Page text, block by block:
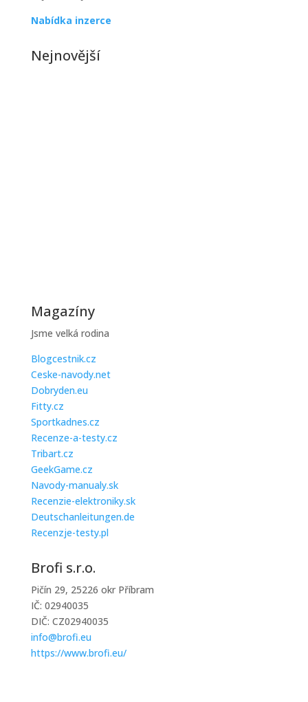
Nabídka inzerce
Nejnovější
Magazíny
Jsme velká rodina
Blogcestnik.cz
Ceske-navody.net
Dobryden.eu
Fitty.cz
Sportkadnes.cz
Recenze-a-testy.cz
Tribart.cz
GeekGame.cz
Navody-manualy.sk
Recenzie-elektroniky.sk
Deutschanleitungen.de
Recenzje-testy.pl
Brofi s.r.o.
Pičín 29, 25226 okr Příbram
IČ: 02940035
DIČ: CZ02940035
info@brofi.eu
https://www.brofi.eu/